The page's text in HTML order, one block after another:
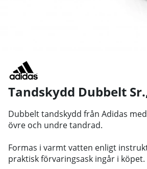
Tandskydd Dubbelt Sr.
Dubbelt tandskydd från Adidas
övre och undre tandrad.
Formas i varmt vatten enligt
praktisk förvaringsask ingår i köpet.